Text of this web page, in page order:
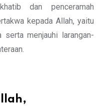
dan penceramah
kepada Allah, yaitu
serta menjauhi larangan-